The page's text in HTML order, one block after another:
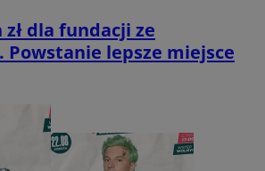
dla fundacji ze
Powstanie lepsze miejsce